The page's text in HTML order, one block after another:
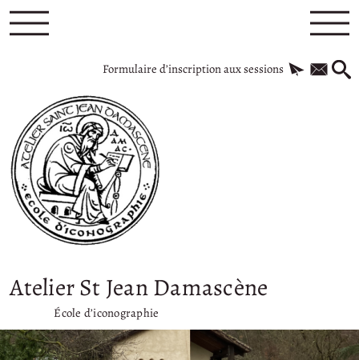
Formulaire d’inscription aux sessions
Atelier St Jean Damascène
École d’iconographie